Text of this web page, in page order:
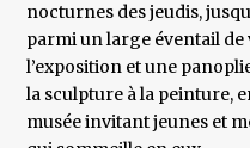
nocturnes des jeudis,
parmi un large éventail de
l’exposition et une
la sculpture à la peinture,
musée invitant jeunes et